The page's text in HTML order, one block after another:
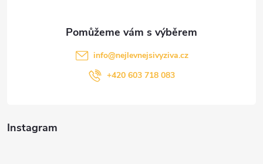
Instagram
info@nejlevnejsivyziva.cz
+420 603 718 083